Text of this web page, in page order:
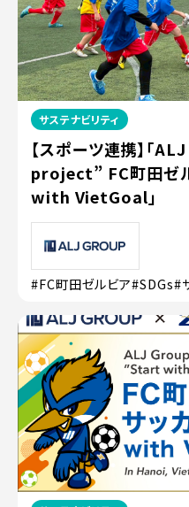
サステナビリティ
【スポーツ連携】
project” FC町田ゼ
with VietGoal」
#FC町田ゼルビア#SDGs#